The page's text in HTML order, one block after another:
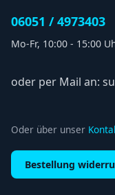
06051 / 4973403
Mo-Fr, 10:00 - 15:00
oder per Mail an:
Oder über unser
Bestellung